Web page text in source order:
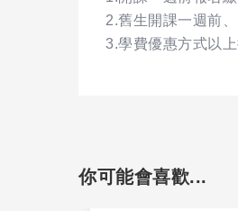
2.舊生開課一週前
3.學費優惠方式以
你可能會喜歡...